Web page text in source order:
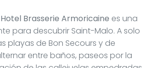
Hotel Brasserie Armoricaine es una
para descubrir Saint-Malo. A solo
playas de Bon Secours y de
entre baños, paseos por la